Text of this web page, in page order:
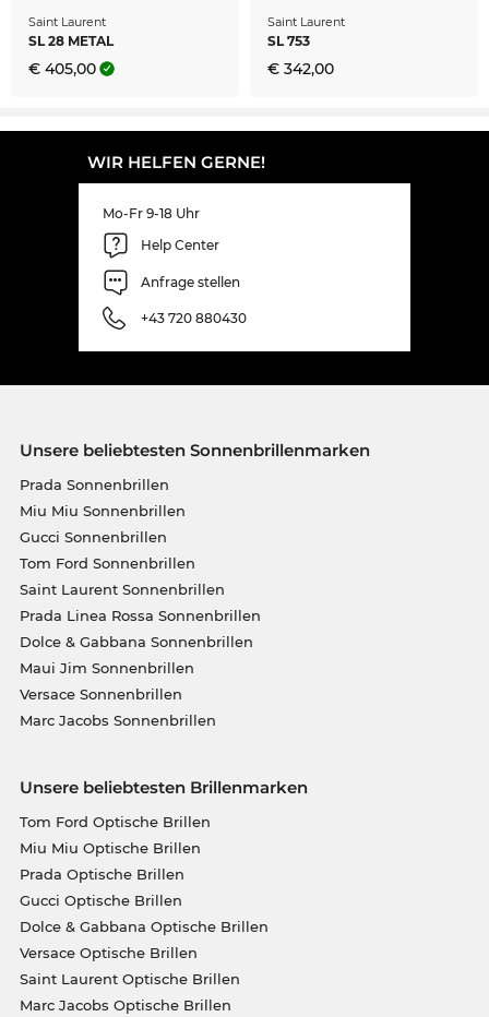
Saint Laurent
SL 28 METAL
€ 405,00
Saint Laurent
SL 753
€ 342,00
WIR HELFEN GERNE!
Mo-Fr 9-18 Uhr
Help Center
Anfrage stellen
+43 720 880430
Unsere beliebtesten Sonnenbrillenmarken
Prada Sonnenbrillen
Miu Miu Sonnenbrillen
Gucci Sonnenbrillen
Tom Ford Sonnenbrillen
Saint Laurent Sonnenbrillen
Prada Linea Rossa Sonnenbrillen
Dolce & Gabbana Sonnenbrillen
Maui Jim Sonnenbrillen
Versace Sonnenbrillen
Marc Jacobs Sonnenbrillen
Unsere beliebtesten Brillenmarken
Tom Ford Optische Brillen
Miu Miu Optische Brillen
Prada Optische Brillen
Gucci Optische Brillen
Dolce & Gabbana Optische Brillen
Versace Optische Brillen
Saint Laurent Optische Brillen
Marc Jacobs Optische Brillen